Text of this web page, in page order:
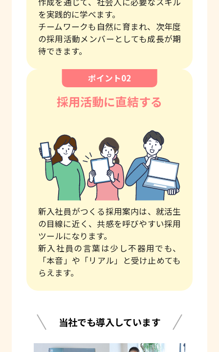
を実践的に学べます。
チームワークも自然に育まれ、次年度
の採用活動メンバーとしても成長が期
待できます。
採用活動に直結する
新入社員がつくる採用案内は、就活生
の目線に近く、共感を呼びやすい採用
ツールになります。
新入社員の言葉は少し不器用でも、
「本音」や「リアル」と受け止めても
らえます。
当社でも導入しています